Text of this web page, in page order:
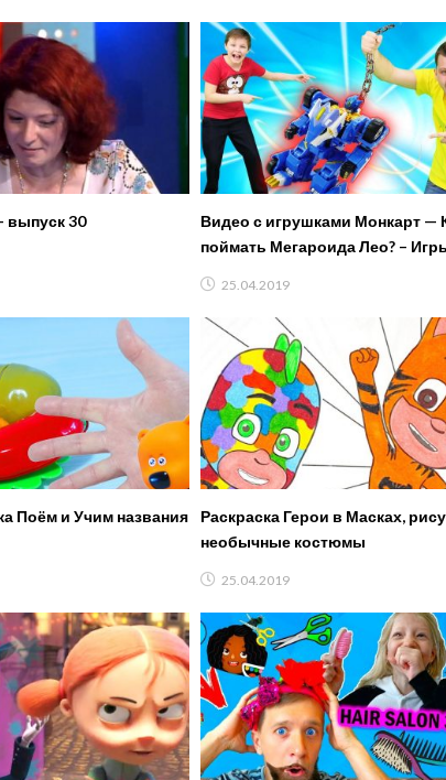
выпуск 30
Видео с игрушками Монкарт —
поймать Мегароида Лео? –
25.04.2019
Поём и Учим названия
Раскраска Герои в Масках,
необычные костюмы
25.04.2019